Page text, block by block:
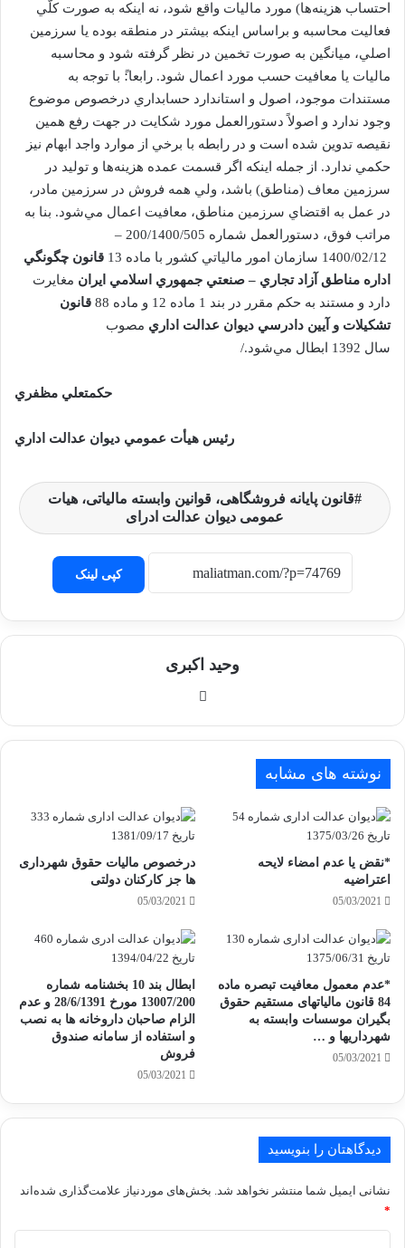
احتساب هزينه‌ها) مورد ماليات واقع شود، نه اينکه به صورت کلّي
فعاليت محاسبه و براساس اينکه بيشتر در منطقه بوده يا سرزمين
اصلي، ميانگين به صورت تخمين در نظر گرفته شود و محاسبه
ماليات يا معافيت حسب مورد اعمال شود. رابعا:ً با توجه به
مستندات موجود، اصول و استاندارد حسابداري درخصوص موضوع
وجود ندارد و اصولاً دستورالعمل مورد شکايت در جهت رفع همين
نقيصه تدوين شده است و در رابطه با برخي از موارد واجد ابهام نيز
حکمي ندارد. از جمله اينکه اگر قسمت عمده هزينه‌ها و توليد در
سرزمين معاف (مناطق) باشد، ولي همه فروش در سرزمين مادر،
در عمل به اقتضاي سرزمين مناطق، معافيت اعمال مي‌شود. بنا به
مراتب فوق، دستورالعمل شماره 200/1400/505 –
‌قانون چگونگي
اداره مناطق آزاد تجاري – صنعتي جمهوري اسلامي ايران مغايرت
دارد و مستند به حکم مقرر در بند 1 ماده 12 و ماده 88
قانون
تشکيلات و آيين دادرسي ديوان عدالت اداري مصوب
سال 1392 ابطال مي‌شود./
حکمتعلي مظفري
رئيس هيأت عمومي ديوان عدالت اداري
قانون پایانه فروشگاهی، قوانین وابسته مالیاتی، هیات
عمومی دیوان عدالت ادرای
کپی لینک
وحید اکبری
نوشته های مشابه
*نقض یا عدم امضاء لایحه
اعتراضیه
05/03/2021
درخصوص مالیات حقوق شهرداری
ها جز کارکنان دولتی
05/03/2021
*عدم معمول معافیت تبصره ماده
84 قانون مالیاتهای مستقیم حقوق
بگیران موسسات وابسته به
شهرداریها و …
05/03/2021
ابطال بند 10 بخشنامه شماره
13007/200 مورخ 28/6/1391 و عدم
الزام صاحبان داروخانه ها به نصب
و استفاده از سامانه صندوق
فروش
05/03/2021
دیدگاهتان را بنویسید
نشانی ایمیل شما منتشر نخواهد شد. بخش‌های موردنیاز علامت‌گذاری شده‌اند
*